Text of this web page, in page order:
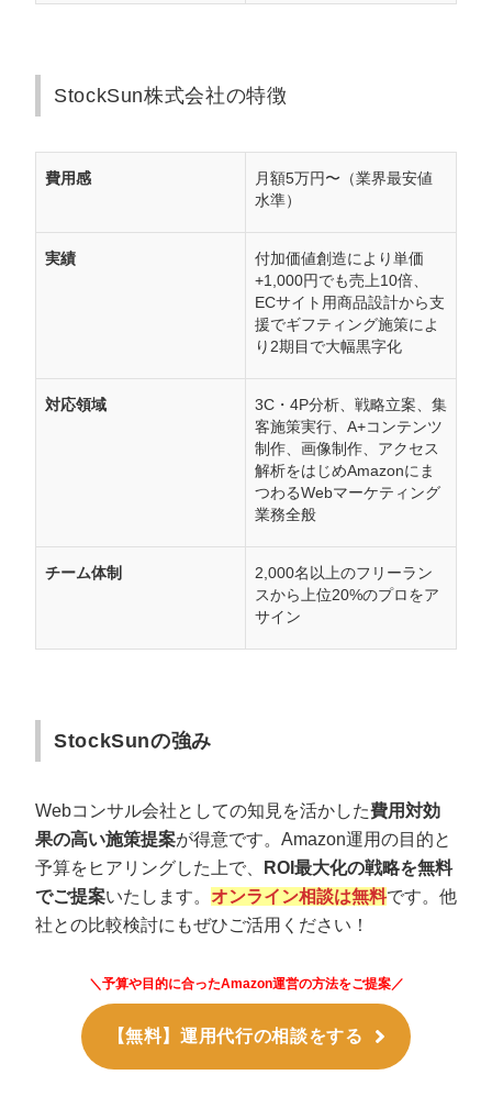
StockSun株式会社の特徴
費用感
月額5万円〜（業界最安値
水準）
実績
付加価値創造により単価
+1,000円でも売上10倍、
ECサイト用商品設計から支
援でギフティング施策によ
り2期目で大幅黒字化
対応領域
3C・4P分析、戦略立案、集
客施策実行、A+コンテンツ
制作、画像制作、アクセス
解析をはじめAmazonにま
つわるWebマーケティング
業務全般
チーム体制
2,000名以上のフリーラン
スから上位20%のプロをア
サイン
StockSunの強み
Webコンサル会社としての知見を活かした費用対効
果の高い施策提案が得意です。Amazon運用の目的と
予算をヒアリングした上で、
ROI最大化の戦略を無料
でご提案いたします。 オンライン相談は無料です。他
社との比較検討にもぜひご活用ください！
＼予算や目的に合ったAmazon運営の方法をご提案／
【無料】運用代行の相談をする